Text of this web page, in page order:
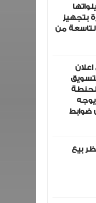
بتجهيز
من
ضوابط
بيع